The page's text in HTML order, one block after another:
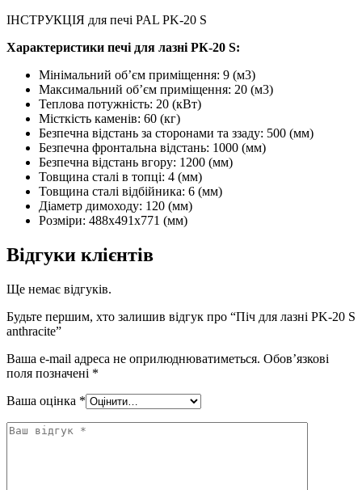
ІНСТРУКЦІЯ для печі PAL РK-20 S
Характеристики печі для лазні PК-20 S:
Мінімальний об’єм приміщення: 9 (м3)
Максимальний об’єм приміщення: 20 (м3)
Теплова потужність: 20 (кВт)
Місткість каменів: 60 (кг)
Безпечна відстань за сторонами та ззаду: 500 (мм)
Безпечна фронтальна відстань: 1000 (мм)
Безпечна відстань вгору: 1200 (мм)
Товщина сталі в топці: 4 (мм)
Товщина сталі відбійника: 6 (мм)
Діаметр димоходу: 120 (мм)
Розміри: 488х491х771 (мм)
Відгуки клієнтів
Ще немає відгуків.
Будьте першим, хто залишив відгук про “Піч для лазні PK-20 S
anthracite”
Ваша e-mail адреса не оприлюднюватиметься. Обов’язкові
поля позначені *
Ваша оцінка *